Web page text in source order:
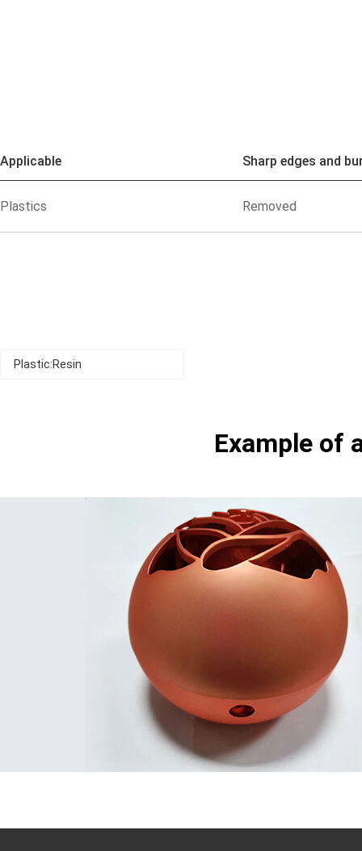
Applicable Sharp edges and
Plastics Removed
Plastic:Resin
Example of